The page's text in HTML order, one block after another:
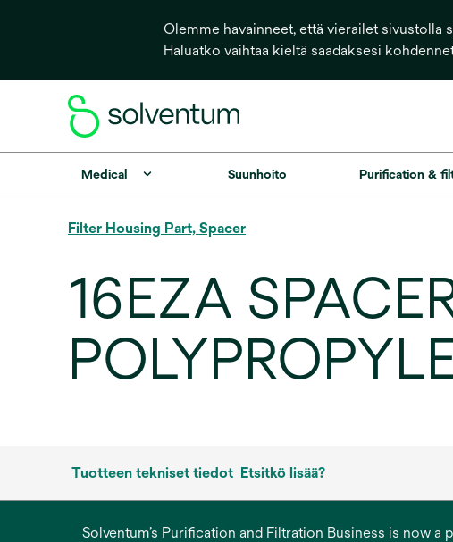
Olemme havainneet, että vierailet sivustolla
Haluatko vaihtaa kieltä saadaksesi
Medical Suunhoito Purification &
Filter Housing Part, Spacer
16EZA
Tuotteen tekniset tiedot Etsitkö lisää?
Solventum’s Purification and Filtration Business is now